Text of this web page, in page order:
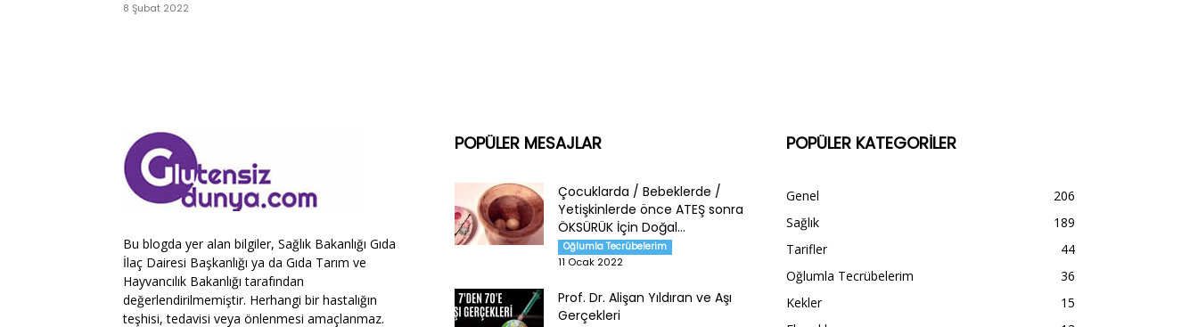
8 Şubat 2022
Bu blogda yer alan bilgiler, Sağlık Bakanlığı Gıda
İlaç Dairesi Başkanlığı ya da Gıda Tarım ve
Hayvancılık Bakanlığı tarafından
değerlendirilmemiştir. Herhangi bir hastalığın
teşhisi, tedavisi veya önlenmesi amaçlanmaz.
POPÜLER MESAJLAR
Çocuklarda / Bebeklerde /
Yetişkinlerde önce ATEŞ sonra
ÖKSÜRÜK İçin Doğal...
Oğlumla Tecrübelerim
11 Ocak 2022
Prof. Dr. Alişan Yıldıran ve Aşı
Gerçekleri
POPÜLER KATEGORİLER
Genel
206
Sağlık
189
Tarifler
44
Oğlumla Tecrübelerim
36
Kekler
15